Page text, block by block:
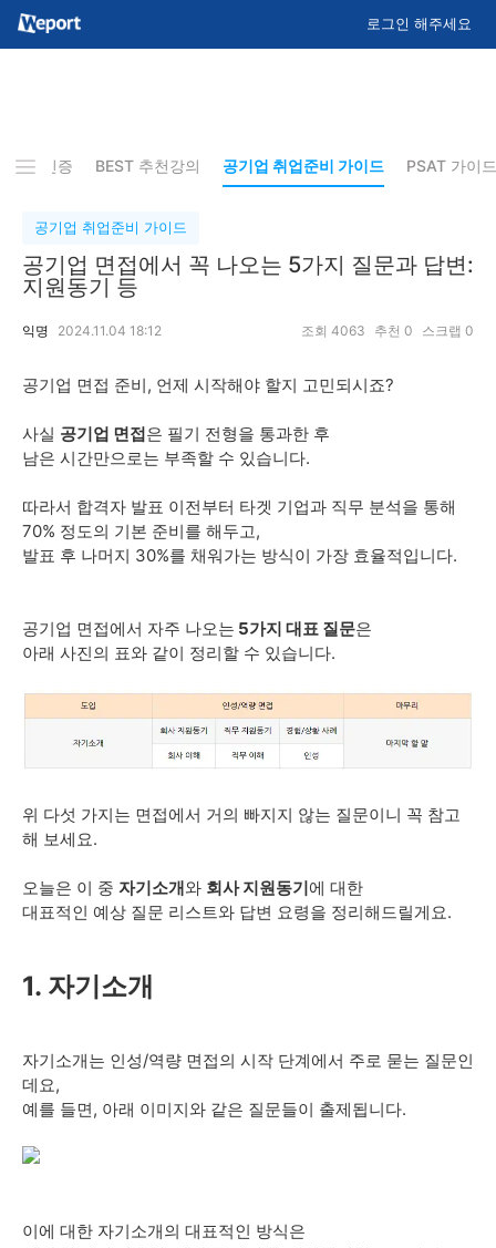
로그인 해주세요
합격인증 BEST 추천강의 공기업 취업준비 가이드 PSAT 가이드
공기업 취업준비 가이드
공기업 면접에서 꼭 나오는 5가지 질문과 답변:
지원동기 등
익명 2024.11.04 18:12 조회 4063 추천 0 스크랩 0
공기업 면접 준비, 언제 시작해야 할지 고민되시죠?
사실 공기업 면접은 필기 전형을 통과한 후
남은 시간만으로는 부족할 수 있습니다.
따라서 합격자 발표 이전부터 타겟 기업과 직무 분석을 통해
70% 정도의 기본 준비를 해두고,
발표 후 나머지 30%를 채워가는 방식이 가장 효율적입니다.
공기업 면접에서 자주 나오는 5가지 대표 질문은
아래 사진의 표와 같이 정리할 수 있습니다.
위 다섯 가지는 면접에서 거의 빠지지 않는 질문이니 꼭 참고
해 보세요.
오늘은 이 중 자기소개와 회사 지원동기에 대한
대표적인 예상 질문 리스트와 답변 요령을 정리해드릴게요.
1. 자기소개
자기소개는 인성/역량 면접의 시작 단계에서 주로 묻는 질문인
데요,
예를 들면, 아래 이미지와 같은 질문들이 출제됩니다.
이에 대한 자기소개의 대표적인 방식은